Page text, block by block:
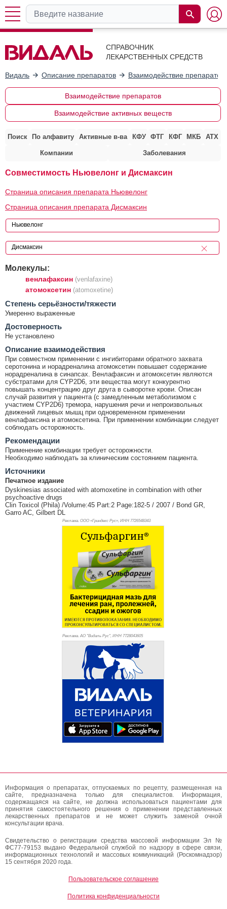
СПРАВОЧНИК
ЛЕКАРСТВЕННЫХ СРЕДСТВ
Видаль Описание препаратов Взаимодействие препаратов
Взаимодействие препаратов
Взаимодействие активных веществ
Поиск По алфавиту Активные в-ва КФУ ФТГ КФГ МКБ АТХ
Компании Заболевания
Совместимость Ньювелонг и Дисмаксин
Страница описания препарата Ньювелонг
Страница описания препарата Дисмаксин
Молекулы:
венлафаксин (venlafaxine)
атомоксетин (atomoxetine)
Cтепень серьёзности/тяжести
Умеренно выраженные
Достоверность
Не установлено
Описание взаимодействия
При совместном применении с ингибиторами обратного захвата
серотонина и норадреналина атомоксетин повышает содержание
норадреналина в синапсах. Венлафаксин и атомоксетин являются
субстратами для CYP2D6, эти вещества могут конкурентно
повышать концентрацию друг друга в сыворотке крови. Описан
случай развития у пациента (с замедленным метаболизмом с
участием CYP2D6) тремора, нарушения речи и непроизвольных
движений лицевых мышц при одновременном применении
венлафаксина и атомоксетина. При применении комбинации следует
соблюдать осторожность.
Рекомендации
Применение комбинации требует осторожности.
Необходимо наблюдать за клиническим состоянием пациента.
Источники
Печатное издание
Dyskinesias associated with atomoxetine in combination with other
psychoactive drugs
Clin Toxicol (Phila) /Volume:45 Part:2 Page:182-5 / 2007 / Bond GR,
Garro AC, Gilbert DL
Реклама. ООО «Гриндекс Рус», ИНН 7726548343
Реклама. АО "Видаль Рус", ИНН 7728043605
Информация о препаратах, отпускаемых по рецепту, размещенная на
сайте, предназначена только для специалистов. Информация,
содержащаяся на сайте, не должна использоваться пациентами для
принятия самостоятельного решения о применении представленных
лекарственных препаратов и не может служить заменой очной
консультации врача.
Свидетельство о регистрации средства массовой информации Эл №
ФС77-79153 выдано Федеральной службой по надзору в сфере связи,
информационных технологий и массовых коммуникаций (Роскомнадзор)
15 сентября 2020 года.
Пользовательское соглашение
Политика конфиденциальности